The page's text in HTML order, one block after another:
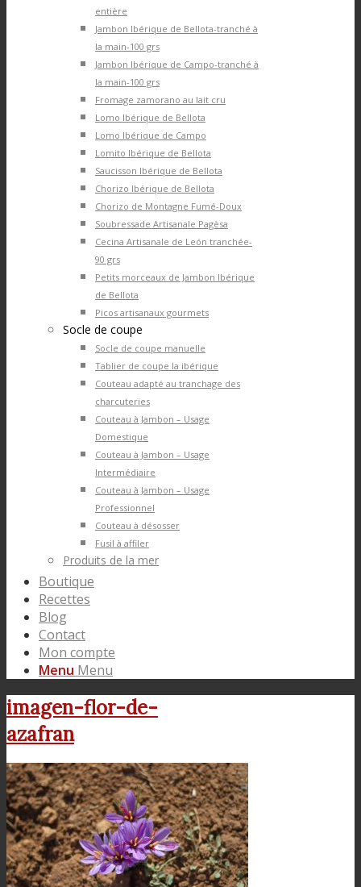
entière
Jambon Ibérique de Bellota-tranché à
la main-100 grs
Jambon Ibérique de Campo-tranché à
la main-100 grs
Fromage zamorano au lait cru
Lomo Ibérique de Bellota
Lomo Ibérique de Campo
Lomito Ibérique de Bellota
Saucisson Ibérique de Bellota
Chorizo Ibérique de Bellota
Chorizo de Montagne Fumé-Doux
Soubressade Artisanale Pagèsa
Cecina Artisanale de León tranchée-
90 grs
Petits morceaux de Jambon Ibérique
de Bellota
Picos artisanaux gourmets
Socle de coupe
Socle de coupe manuelle
Tablier de coupe la ibérique
Couteau adapté au tranchage des
charcuteries
Couteau à Jambon – Usage
Domestique
Couteau à Jambon – Usage
Intermédiaire
Couteau à Jambon – Usage
Professionnel
Couteau à désosser
Fusil à affiler
Produits de la mer
Boutique
Recettes
Blog
Contact
Mon compte
Menu Menu
imagen-flor-de-
azafran